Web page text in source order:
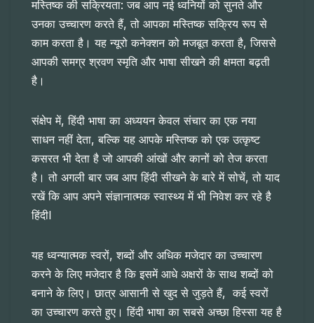
मस्तिष्क की सक्रियता: जब आप नई ध्वनियों को सुनते और
उनका उच्चारण करते हैं, तो आपका मस्तिष्क सक्रिय रूप से
काम करता है। यह न्यूरो कनेक्शन को मजबूत करता है, जिससे
आपकी समग्र श्रवण स्मृति और भाषा सीखने की क्षमता बढ़ती
है।
संक्षेप में, हिंदी भाषा का अध्ययन केवल संचार का एक नया
साधन नहीं देता, बल्कि यह आपके मस्तिष्क को एक उत्कृष्ट
कसरत भी देता है जो आपकी आंखों और कानों को तेज करता
है। तो अगली बार जब आप हिंदी सीखने के बारे में सोचें, तो याद
रखें कि आप अपने संज्ञानात्मक स्वास्थ्य में भी निवेश कर रहे है
हिंदीI
यह ध्वन्यात्मक स्वरों, शब्दों और अधिक मजेदार का उच्चारण
करने के लिए मजेदार है कि इसमें आधे अक्षरों के साथ शब्दों को
बनाने के लिए। छात्र आसानी से खुद से जुड़ते हैं, कई स्वरों
का उच्चारण करते हुए। हिंदी भाषा का सबसे अच्छा हिस्सा यह है